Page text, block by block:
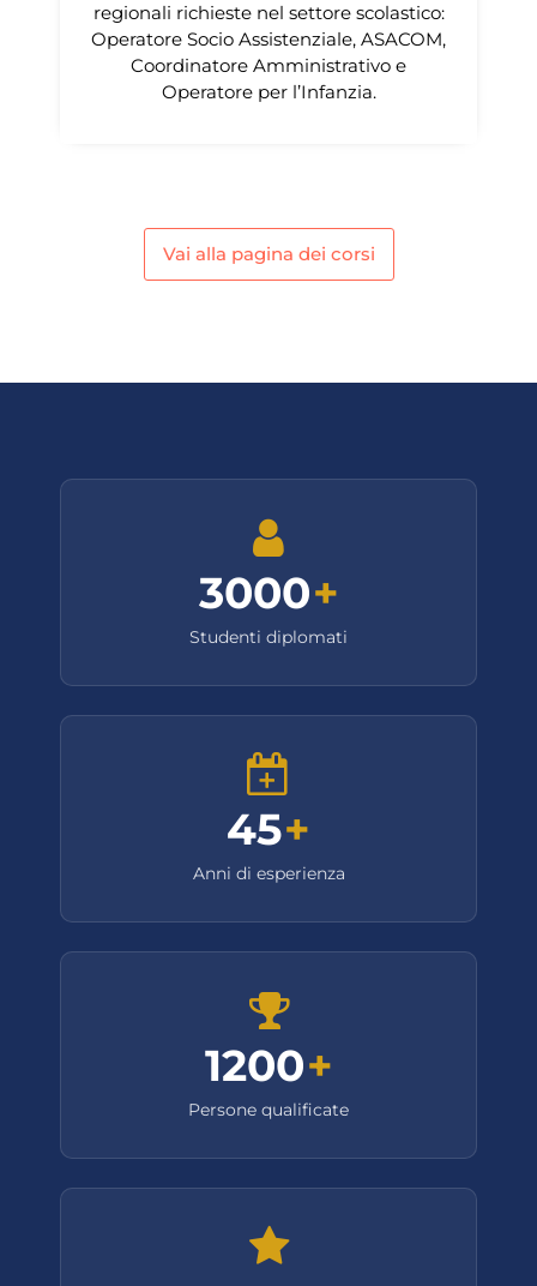
regionali richieste nel settore scolastico:
Operatore Socio Assistenziale, ASACOM,
Coordinatore Amministrativo e
Operatore per l’Infanzia.
Vai alla pagina dei corsi
3000+
Studenti diplomati
45+
Anni di esperienza
1200+
Persone qualificate